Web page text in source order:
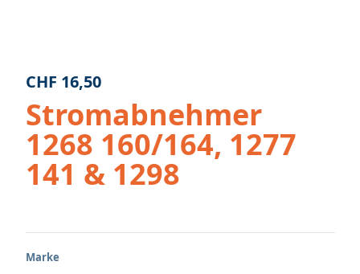
CHF 16,50
Stromabnehmer
1268 160/164, 1277
141 & 1298
Marke